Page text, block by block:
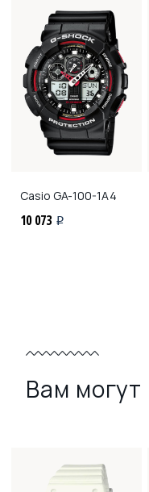
Casio GA-100-1A4
10 073 i
Вам могут